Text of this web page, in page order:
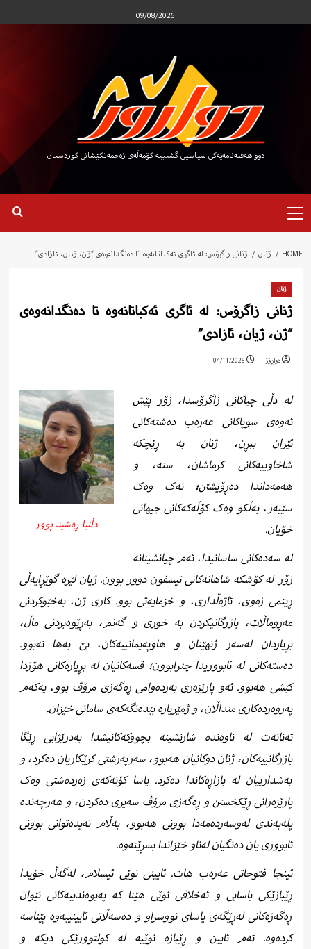
to
09/08/2026
دوو هەفتەنامەیەکی سیاسیی گشتییە کۆمەڵەی زەحمەتکێشانی کوردستان
Menu
HOME ژنان ژنانی زاگرۆس: لە ئاگری ئەکباتانەوە تا دەنگدانەوەی “ژن، ژیان، ئازادی”
ژنان
ژنانی زاگرۆس: لە ئاگری ئەکباتانەوە تا دەنگدانەوەی
“ژن، ژیان، ئازادی”
دواڕۆژ 04/11/2025
دڵنیا ڕەشید پوور
لە دڵی چیاکانی زاگرۆسدا، زۆر پێش
ئەوەی سوپاکانی عەرەب دەشتەکانی
ئێران ببڕن، ژنان بە ڕێچکە
شاخاوییەکانی کرماشان، سنە، و
ھەمەداندا دەڕۆیشتن؛ نەک وەک
سێبەر، بەڵکو وەک کۆڵەکەکانی جیھانی
خۆیان.
لە سەدەکانی ساسانیدا، ئەم چیانشینانە
زۆر لە کۆشکە شاھانەکانی تیسفون دوور بوون. ژیان لێرە گوێڕایەڵی
ڕیتمی زەوی، ئاژەڵداری، و خزمایەتی بوو. کاری ژن، بەخێوکردنی
مەڕوماڵات، بازرگانیکردن بە خوری و گەنم، بەڕێوەبردنی ماڵ،
بڕیاردان لەسەر ژنھێنان و ھاوپەیمانییەکان، بێ بەها نەبوو.
دەستەکانی لە ئابووریدا چنرابوون؛ قسەکانیان لە بڕیارەکانی ھۆزدا
کێشی ھەبوو. ئەو پارێزەری بەردەوامی ڕەگەزی مرۆڤ بوو، یەکەم
پەروەردەکاری منداڵان، و ژمێریارە بێدەنگەکەی سامانی خێزان.
تەنانەت لە ناوەندە شارنشینە بچووکەکانیشدا بەدرێژایی ڕێگا
بازرگانییەکان، ژنان دوکانیان ھەبوو، سەرپەرشتی کرێکاریان دەکرد، و
بەشدارییان لە بازاڕەکاندا دەکرد. یاسا کۆنەکەی زەردەشتی وەک
پارێزەرانی ڕێکخستن و ڕەگەزی مرۆڤ سەیری دەکردن، و ھەرچەندە
پلەبەندی لەوسەردەمەدا بوونی هەبوو، بەڵام نەیدەتوانی بوونی
ئابووری یان دەنگیان لەناو خێزاندا بسڕێتەوە.
ئینجا فتوحاتی عەرەب ھات. ئایینی نوێی ئیسلام، لەگەڵ خۆیدا
ڕێبازێکی یاسایی و ئەخلاقی نوێی ھێنا کە پەیوەندییەکانی نێوان
ڕەگەزەکانی لەڕێگەی یاسای نووسراو و دەسەڵاتی ئایینییەوە پێناسە
کردەوە. ئەم ئایین و ڕێبازە نوێیە لە کولتوورێکی دیکە و